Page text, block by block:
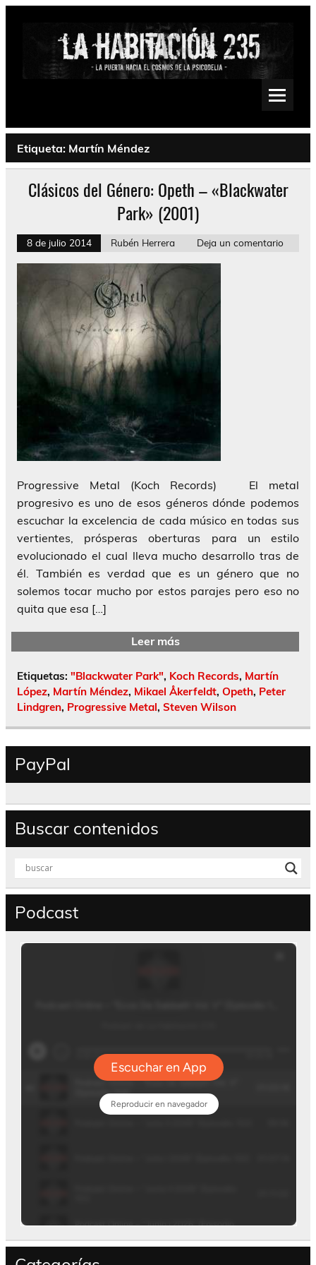
Saltar
Psychedelic, Stoner, Doom, Sludge, Fuzz, Space, Drone
Etiqueta: Martín Méndez
Clásicos del Género: Opeth – «Blackwater
Park» (2001)
8 de julio 2014 Rubén Herrera Deja un comentario
Progressive Metal (Koch Records) El metal
progresivo es uno de esos géneros dónde podemos
escuchar la excelencia de cada músico en todas sus
vertientes, prósperas oberturas para un estilo
evolucionado el cual lleva mucho desarrollo tras de
él. También es verdad que es un género que no
solemos tocar mucho por estos parajes pero eso no
quita que esa […]
Leer más
Etiquetas: "Blackwater Park", Koch Records, Martín
López, Martín Méndez, Mikael Åkerfeldt, Opeth, Peter
Lindgren, Progressive Metal, Steven Wilson
PayPal
Buscar contenidos
Podcast